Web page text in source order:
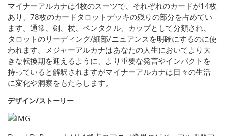
マイナーアルカナは4枚のスーツで、それぞれのカードが14枚
あり、78枚のカードタロットデッキの残りの部分を占めてい
ます。通常、剣、杖、ペンタクル、カップとして分類され、
タロットのリーディング/細部/ニュアンスを明確にするのに使
われます。メジャーアルカナはあなたの人生においてより大
きな転換期を迎えるように、より重要な発言やインパクトを
持っていると解釈されますがマイナーアルカナは日々の生活
に変化や洞察をもたらします。
デザイン/ストーリー